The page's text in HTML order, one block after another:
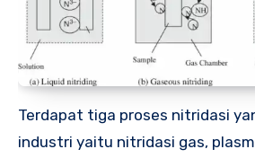
Terdapat tiga proses nitridasi
industri yaitu nitridasi gas,